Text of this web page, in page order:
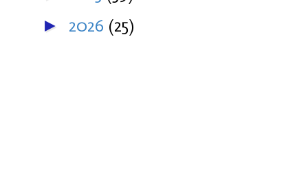
► 2026 (25)